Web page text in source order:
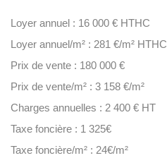
Loyer annuel : 16 000 € HTHC
Loyer annuel/m² : 281 €/m² HTHC
Prix de vente : 180 000 €
Prix de vente/m² : 3 158 €/m²
Charges annuelles : 2 400 € HT
Taxe foncière : 1 325€
Taxe foncière/m² : 24€/m²